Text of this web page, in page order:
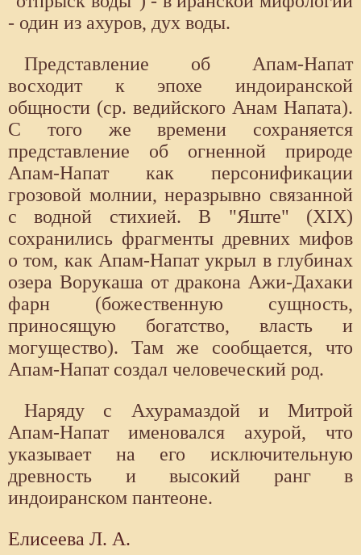
- один из ахуров, дух воды.
Представление об Апам-Напат
восходит к эпохе индоиранской
общности (ср. ведийского Анам Напата).
С того же времени сохраняется
представление об огненной природе
Апам-Напат как персонификации
грозовой молнии, неразрывно связанной
с водной стихией. В "Яште" (XIX)
сохранились фрагменты древних мифов
о том, как Апам-Напат укрыл в глубинах
озера Ворукаша от дракона Ажи-Дахаки
фарн (божественную сущность,
приносящую богатство, власть и
могущество). Там же сообщается, что
Апам-Напат создал человеческий род.
Наряду с Ахурамаздой и Митрой
Апам-Напат именовался ахурой, что
указывает на его исключительную
древность и высокий ранг в
индоиранском пантеоне.
Елисеева Л. А.